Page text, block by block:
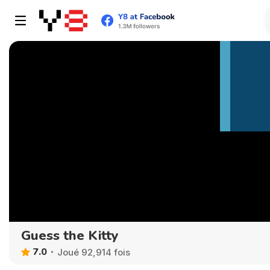
Guess the Kitty
7.0 Joué 92,914 fois